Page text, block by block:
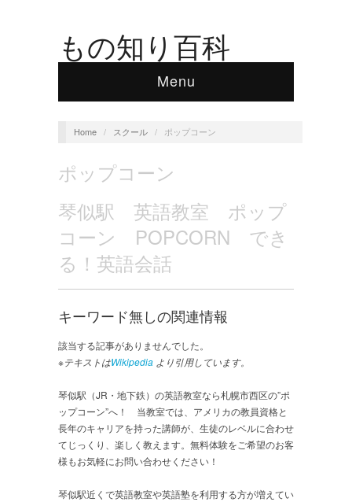
もの知り百科
Menu
Home / スクール / ポップコーン
ポップコーン
琴似駅 英語教室 ポップ
コーン POPCORN でき
る！英語会話
キーワード無しの関連情報
該当する記事がありませんでした。
※テキストはWikipedia より引用しています。
琴似駅（JR・地下鉄）の英語教室なら札幌市西区の”ポ
ップコーン”へ！ 当教室では、アメリカの教員資格と
長年のキャリアを持った講師が、生徒のレベルに合わせ
てじっくり、楽しく教えます。無料体験をご希望のお客
様もお気軽にお問い合わせください！
琴似駅近くで英語教室や英語塾を利用する方が増えてい